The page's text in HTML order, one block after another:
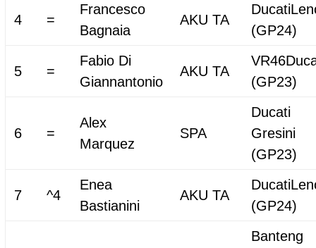
4 =
Francesco
Bagnaia
AKU TA
(GP24)
5 =
Fabio Di
Giannantonio
AKU TA
(GP23)
6 =
Alex
Marquez
SPA
Ducati
Gresini
(GP23)
7 ^4
Enea
Bastianini
AKU TA
(GP24)
Banteng